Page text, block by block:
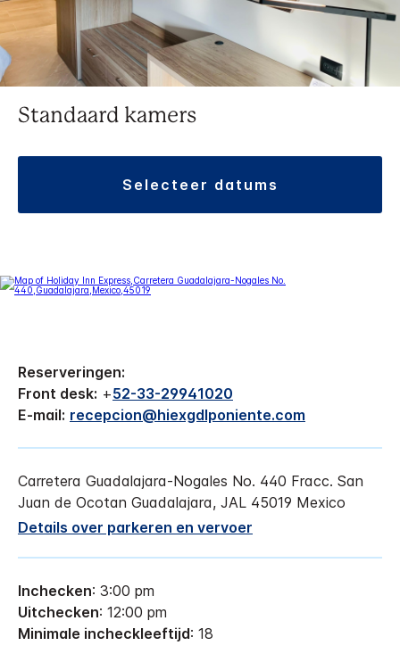
Standaard kamers
selecteer datums
Reserveringen:
Front desk: +52-33-29941020
E-mail: recepcion@hiexgdlponiente.com
Carretera Guadalajara-Nogales No. 440 Fracc. San
Juan de Ocotan Guadalajara, JAL 45019 Mexico
Details over parkeren en vervoer
Inchecken: 3:00 pm
Uitchecken: 12:00 pm
Minimale incheckleeftijd: 18